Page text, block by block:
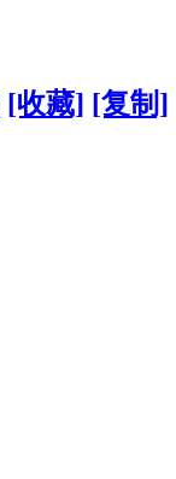
[收藏] [复制]